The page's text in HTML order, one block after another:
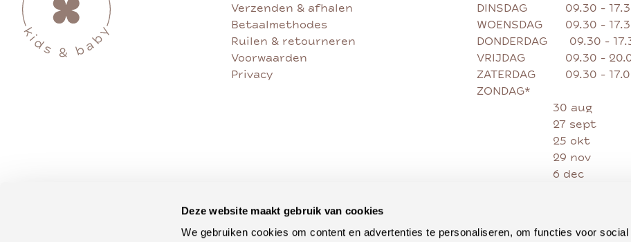
Deze website maakt gebruik van cookies
We gebruiken cookies om content en advertenties te personaliseren, om functies voor social
Verzenden & afhalen
Betaalmethodes
Ruilen & retourneren
Voorwaarden
Privacy
DINSDAG
09.30 -
WOENSDAG
09.30 -
DONDERDAG
09.30 -
VRIJDAG
09.30 -
ZATERDAG
09.30 -
ZONDAG*
30 aug
27 sept
25 okt
29 nov
6 dec